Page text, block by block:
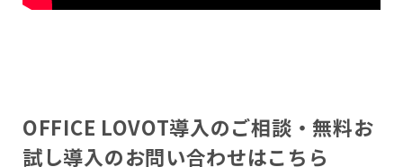
OFFICE LOVOT導入のご相談・無料お
試し導入のお問い合わせはこちら